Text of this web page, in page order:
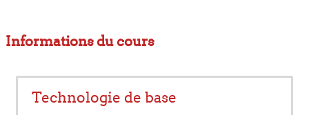
Informations du cours
Technologie de base